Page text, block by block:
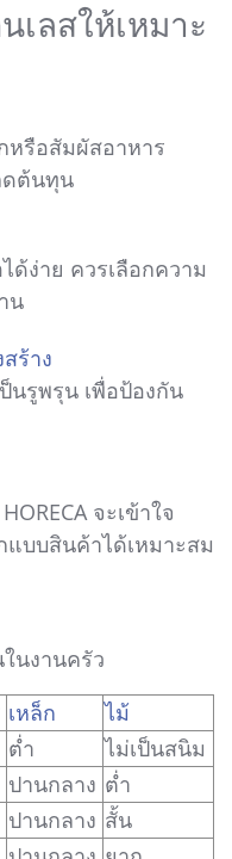
ลสให้เหมาะ
หรือสัมผัสอาหาร
ดต้นทุน
ด้ง่าย ควรเลือกความ
น
ร้าง
นรูพรุน เพื่อป้องกัน
จะเข้าใจ
บบสินค้าได้เหมาะสม
นงานครัว
เหล็ก
ไม้
ต่ำ
ไม่เป็นสนิม
ปานกลาง ต่ำ
ปานกลาง สั้น